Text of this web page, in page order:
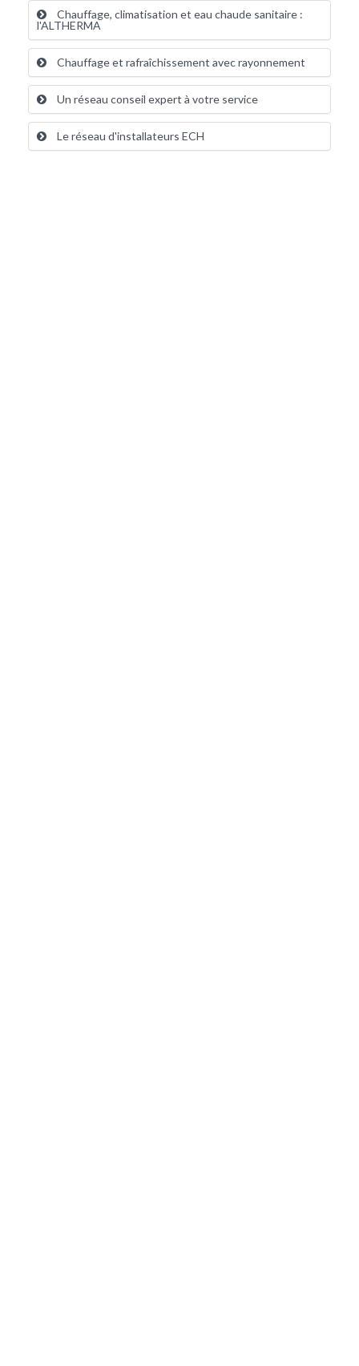
Chauffage, climatisation et eau chaude sanitaire :
l'ALTHERMA
Chauffage et rafraîchissement avec rayonnement
Un réseau conseil expert à votre service
Le réseau d'installateurs ECH